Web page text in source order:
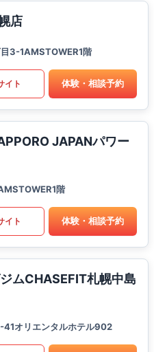
店
3-1AMSTOWER1階
イト 体験・相談予約
JAPANパワー
階
イト 体験・相談予約
ムCHASEFIT札幌中島
オリエンタルホテル902